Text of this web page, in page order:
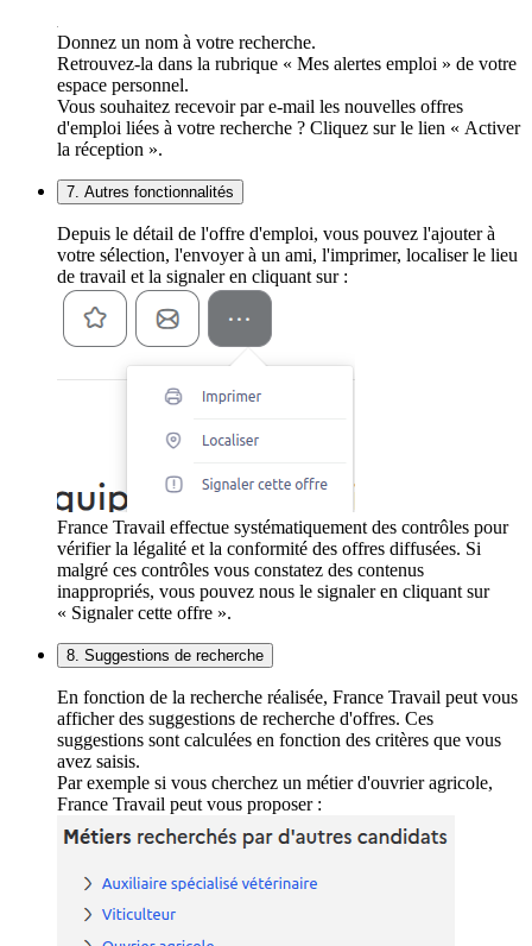
Donnez un nom à votre recherche.
Retrouvez-la dans la rubrique « Mes alertes emploi » de votre
espace personnel.
Vous souhaitez recevoir par e-mail les nouvelles offres
d'emploi liées à votre recherche ? Cliquez sur le lien « Activer
la réception ».
7. Autres fonctionnalités
Depuis le détail de l'offre d'emploi, vous pouvez l'ajouter à
votre sélection, l'envoyer à un ami, l'imprimer, localiser le lieu
de travail et la signaler en cliquant sur :
France Travail effectue systématiquement des contrôles pour
vérifier la légalité et la conformité des offres diffusées. Si
malgré ces contrôles vous constatez des contenus
inappropriés, vous pouvez nous le signaler en cliquant sur
« Signaler cette offre ».
8. Suggestions de recherche
En fonction de la recherche réalisée, France Travail peut vous
afficher des suggestions de recherche d'offres. Ces
suggestions sont calculées en fonction des critères que vous
avez saisis.
Par exemple si vous cherchez un métier d'ouvrier agricole,
France Travail peut vous proposer :